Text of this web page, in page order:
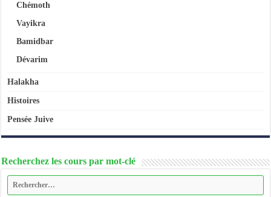
Chémoth
Vayikra
Bamidbar
Dévarim
Halakha
Histoires
Pensée Juive
Recherchez les cours par mot-clé